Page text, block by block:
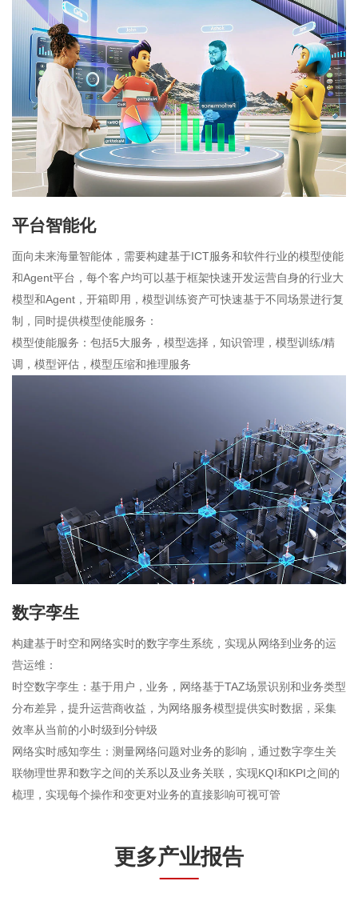
平台智能化
面向未来海量智能体，需要构建基于ICT服务和软件行业的模型使能
和Agent平台，每个客户均可以基于框架快速开发运营自身的行业大
模型和Agent，开箱即用，模型训练资产可快速基于不同场景进行复
制，同时提供模型使能服务：
模型使能服务：包括5大服务，模型选择，知识管理，模型训练/精
调，模型评估，模型压缩和推理服务
数字孪生
构建基于时空和网络实时的数字孪生系统，实现从网络到业务的运
营运维：
时空数字孪生：基于用户，业务，网络基于TAZ场景识别和业务类型
分布差异，提升运营商收益，为网络服务模型提供实时数据，采集
效率从当前的小时级到分钟级
网络实时感知孪生：测量网络问题对业务的影响，通过数字孪生关
联物理世界和数字之间的关系以及业务关联，实现KQI和KPI之间的
梳理，实现每个操作和变更对业务的直接影响可视可管
更多产业报告